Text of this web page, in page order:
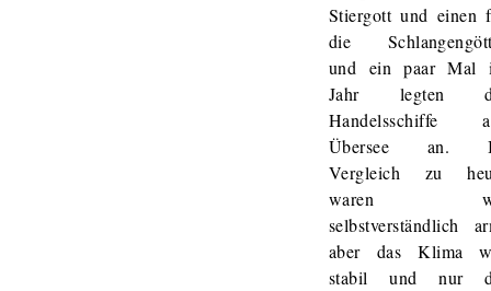
Stiergott und einen
die
und ein paar Mal
Jahr legten
Handelsschiffe
Übersee an.
Vergleich zu
waren
selbstverständlich
aber das Klima
stabil und nur